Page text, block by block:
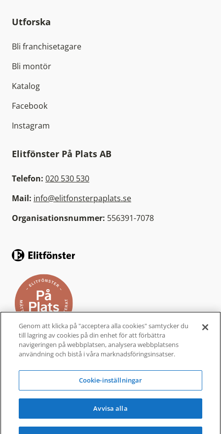
Utforska
Bli franchisetagare
Bli montör
Katalog
Facebook
Instagram
Elitfönster På Plats AB
Telefon: 020 530 530
Mail: info@elitfonsterpaplats.se
Organisationsnummer: 556391-7078
Elitfönster På Plats är ett helhetskoncept från
Elitfönster, för dig som vill byta fönster och
är bekvämt, enkelt och tryggt.
Genom att klicka på "acceptera alla cookies" samtycker du
till lagring av cookies på din enhet för att förbättra
navigeringen på webbplatsen, analysera webbplatsens
användning och bistå i våra marknadsföringsinsatser.
Cookie-inställningar
Avvisa alla